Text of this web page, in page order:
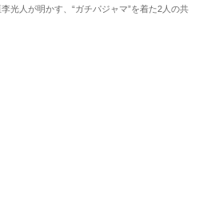
光人が明かす、“ガチパジャマ”を着た2人の共